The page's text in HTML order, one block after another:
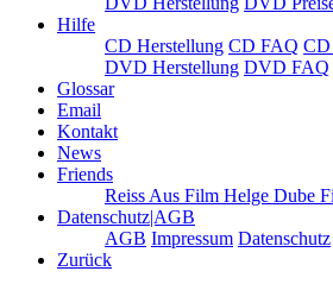
Hilfe
CD Herstellung CD FAQ CD
DVD Herstellung DVD FAQ
Glossar
Email
Kontakt
News
Friends
Reiss Aus Film Helge Dube
Datenschutz|AGB
AGB Impressum Datenschutz
Zurück